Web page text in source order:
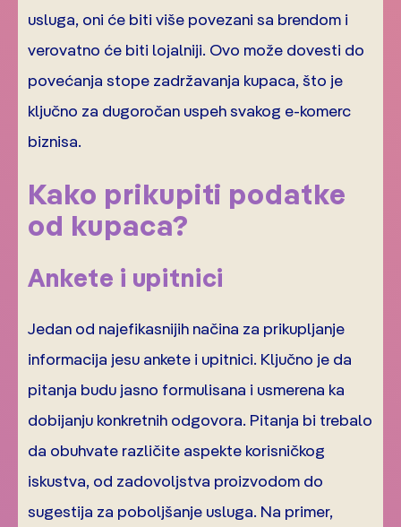
usluga, oni će biti više povezani sa brendom i
verovatno će biti lojalniji. Ovo može dovesti do
povećanja stope zadržavanja kupaca, što je
ključno za dugoročan uspeh svakog e-komerc
biznisa.
Kako prikupiti podatke
od kupaca?
Ankete i upitnici
Jedan od najefikasnijih načina za prikupljanje
informacija jesu ankete i upitnici. Ključno je da
pitanja budu jasno formulisana i usmerena ka
dobijanju konkretnih odgovora. Pitanja bi trebalo
da obuhvate različite aspekte korisničkog
iskustva, od zadovoljstva proizvodom do
sugestija za poboljšanje usluga. Na primer,